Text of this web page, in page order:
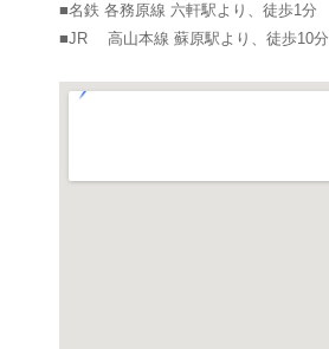
■名鉄 各務原線 六軒駅より、徒歩1分
■JR 高山本線 蘇原駅より、徒歩10分